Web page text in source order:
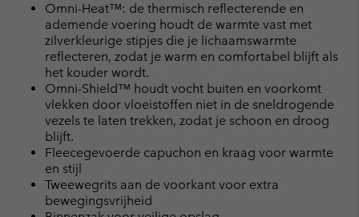
Omni-Heat™: de thermisch reflecterende en
ademende voering houdt de warmte vast met
zilverkleurige stipjes die je lichaamswarmte
reflecteren, zodat je warm en comfortabel blijft als
het kouder wordt.
Omni-Shield™ houdt vocht buiten en voorkomt
vlekken door vloeistoffen niet in de sneldrogende
vezels te laten trekken, zodat je schoon en droog
blijft.
Fleecegevoerde capuchon en kraag voor warmte
en stijl
Tweewegrits aan de voorkant voor extra
bewegingsvrijheid